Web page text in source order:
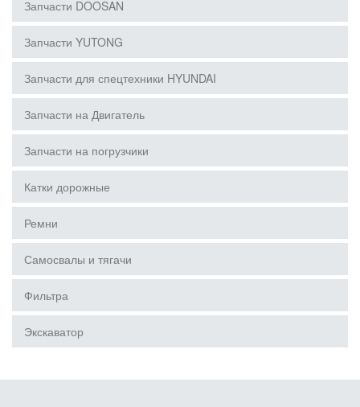
Запчасти DOOSAN
Запчасти YUTONG
Запчасти для спецтехники HYUNDAI
Запчасти на Двигатель
Запчасти на погрузчики
Катки дорожные
Ремни
Самосвалы и тягачи
Фильтра
Экскаватор